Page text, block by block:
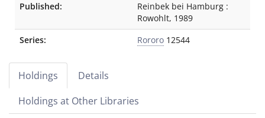
Published:
Reinbek bei Hamburg :
Rowohlt, 1989
Series:
Rororo 12544
Holdings
Details
Holdings at Other Libraries